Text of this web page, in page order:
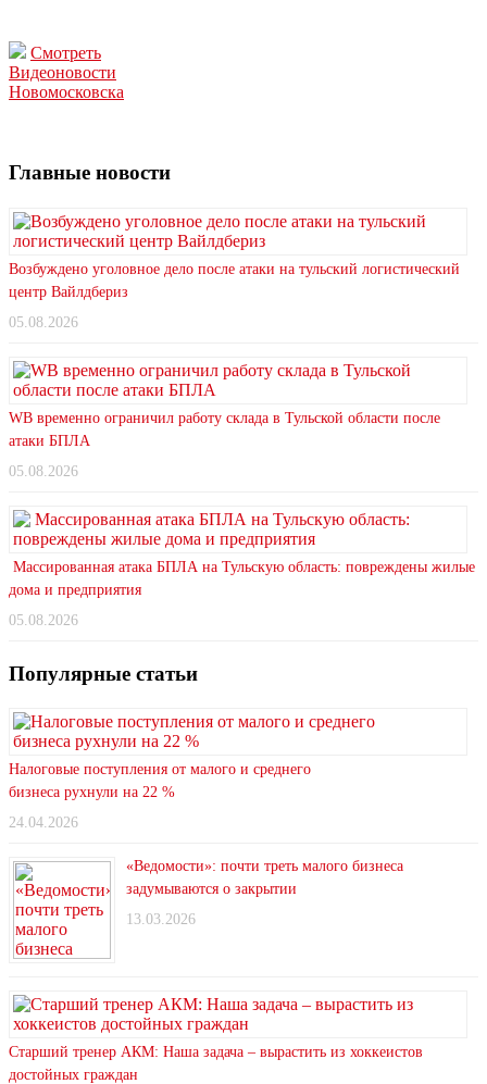
Смотреть
Видеоновости
Новомосковска
Главные новости
Возбуждено уголовное дело после атаки на тульский логистический
центр Вайлдбериз
05.08.2026
WB временно ограничил работу склада в Тульской области после
атаки БПЛА
05.08.2026
Массированная атака БПЛА на Тульскую область: повреждены жилые
дома и предприятия
05.08.2026
Популярные статьи
Налоговые поступления от малого и среднего
бизнеса рухнули на 22 %
24.04.2026
«Ведомости»: почти треть малого бизнеса
задумываются о закрытии
13.03.2026
Старший тренер АКМ: Наша задача – вырастить из хоккеистов
достойных граждан